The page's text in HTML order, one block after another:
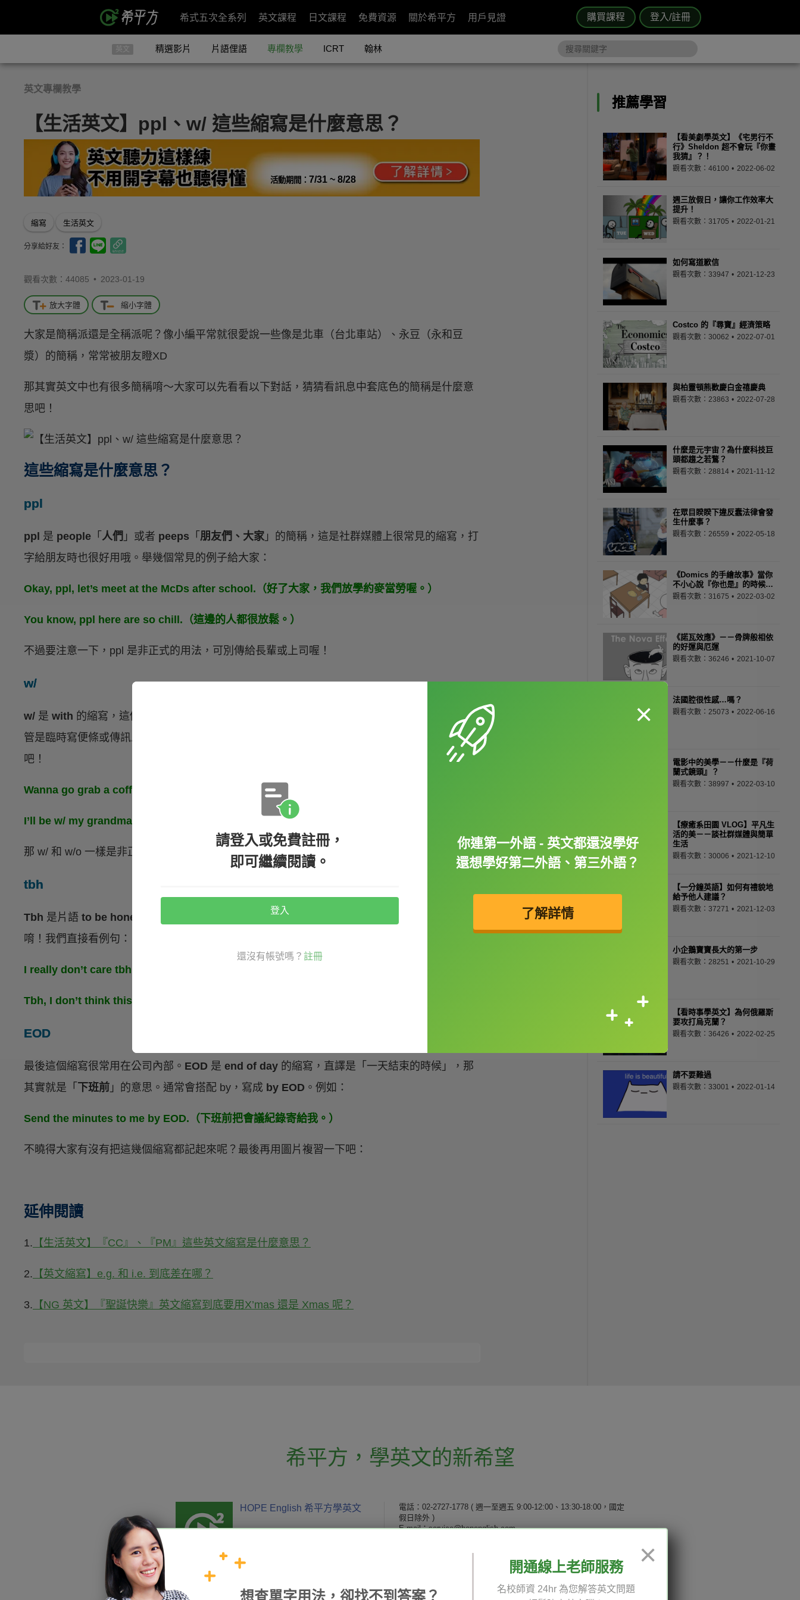
購買課程 登入/註冊
希式五次全系列 英文課程 日文課程 免費資源 關於希平方 用戶見證
英文 精選影片 片語俚語 專欄教學 ICRT 翰林
英文專欄教學
【生活英文】ppl、w/ 這些縮寫是什麼意思？
活動期間： 7/31 ~ 8/28
縮寫 生活英文
分享給好友：
觀看次數：44085 • 2023-01-19
放大字體 縮小字體
大家是簡稱派還是全稱派呢？像小編平常就很愛說一些像是北車（台北車站）、永豆（永和豆
漿）的簡稱，常常被朋友瞪XD
那其實英文中也有很多簡稱唷～大家可以先看看以下對話，猜猜看訊息中套底色的簡稱是什麼意
思吧！
這些縮寫是什麼意思？
ppl
ppl 是 people 「 人們 」或者 peeps 「 朋友們、大家 」的簡稱，這是社群媒體上很常見的縮寫，打
字給朋友時也很好用哦。舉幾個常見的例子給大家：
Okay, ppl, let’s meet at the McDs after school.（好了大家，我們放學約麥當勞喔。）
You know, ppl here are so chill.（這邊的人都很放鬆。）
不過要注意一下，ppl 是非正式的用法，可別傳給長輩或上司喔！
w/
w/ 是 with 的縮寫，這個來由已經不可考了，不過這是一種很常見的速記（shorthand）方式，不
管是臨時寫便條或傳訊息都很好用唷。相反地，
，很有趣
吧！
Wanna go grab a coffee w/ me?（要跟我去喝杯咖啡嗎？）
I’ll be w/ my grandma this weekend.（我這週末會陪外婆。）
那 w/ 和 w/o 一樣是非正式用法喔！
tbh
Tbh 是片語 to be honest
」，句首句尾都可以放，表達意見時很常用
唷！我們直接看例句：
I really don’t care tbh.（我真的不在乎，老實說。）
Tbh, I don’t think this will work.（老實說，我不覺得這招行得通。）
EOD
最後這個縮寫很常用在公司內部。 EOD 是 end of day 的縮寫，直譯是「一天結束的時候」，那
其實就是「
下班前 」的意思。通常會搭配 by，寫成 by EOD 。例如：
Send the minutes to me by EOD.（下班前把會議紀錄寄給我。）
不曉得大家有沒有把這幾個縮寫都記起來呢？最後再用圖片複習一下吧：
延伸閱讀
1. 【生活英文】『CC』、『PM』這些英文縮寫是什麼意思？
2. 【英文縮寫】e.g. 和 i.e. 到底差在哪？
3. 【NG 英文】『聖誕快樂』英文縮寫到底要用X’mas 還是 Xmas 呢？
推薦學習
【看美劇學英文】《宅男行不
行》Sheldon 超不會玩『你畫
我猜』？！
觀看次數：46100 2022-06-02
週三放假日，讓你工作效率大
提升！
觀看次數：31705 2022-01-21
如何寫道歉信
觀看次數：33947 2021-12-23
Costco 的『尋寶』經濟策略
觀看次數：30062 2022-07-01
與柏靈頓熊歡慶白金禧慶典
觀看次數：23863 2022-07-28
什麼是元宇宙？為什麼科技巨
頭都趨之若鶩？
觀看次數：28814 2021-11-12
在眾目睽睽下違反蠢法律會發
生什麼事？
觀看次數：26559 2022-05-18
《Domics 的手繪故事》當你
不小心說『你也是』的時候…
觀看次數：31675 2022-03-02
《諾瓦效應》－－骨牌般相依
的好運與厄運
觀看次數：36246 2021-10-07
法國腔很性感…嗎？
觀看次數：25073 2022-06-16
電影中的美學－－什麼是『荷
蘭式鏡頭』？
觀看次數：38997 2022-03-10
【療癒系田園 VLOG】平凡生
活的美－－談社群媒體與簡單
生活
觀看次數：30006 2021-12-10
【一分鐘英語】如何有禮貌地
給予他人建議？
觀看次數：37271 2021-12-03
小企鵝寶寶長大的第一步
觀看次數：28251 2021-10-29
【看時事學英文】為何俄羅斯
要攻打烏克蘭？
觀看次數：36426 2022-02-25
請不要難過
觀看次數：33001 2022-01-14
希平方 ， 學英文的新希望
HOPE English 希平方學英文 電話：02-2727-1778 ( 週一至週五 9:00-12:00、13:30-18:00，國定
假日除外 )
E-mail：service@hopenglish.com
精選影片
說明與導覽
×
想查單字用法，卻找不到答案？
開通線上老師服務
名校師資 24hr 為您解答英文問題
×
請登入或免費註冊，
即可繼續閱讀。
登入
還沒有帳號嗎？ 註冊
你連第一外語 - 英文都還沒學好
還想學好第二外語、第三外語？
了解詳情